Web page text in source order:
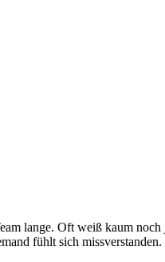
lange. Oft weiß kaum noch
fühlt sich